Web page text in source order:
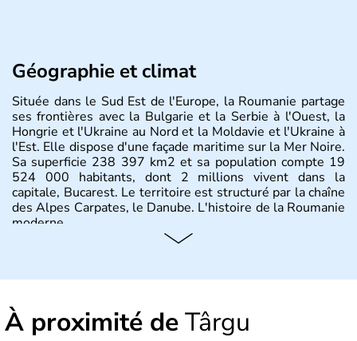
Géographie et climat
Située dans le Sud Est de l'Europe, la Roumanie partage
ses frontières avec la Bulgarie et la Serbie à l'Ouest, la
Hongrie et l'Ukraine au Nord et la Moldavie et l'Ukraine à
l'Est. Elle dispose d'une façade maritime sur la Mer Noire.
Sa superficie 238 397 km2 et sa population compte 19
524 000 habitants, dont 2 millions vivent dans la
capitale, Bucarest. Le territoire est structuré par la chaîne
des Alpes Carpates, le Danube. L'histoire de la Roumanie
moderne.
À proximité deTârgu